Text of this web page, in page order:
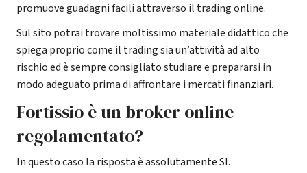
promuove guadagni facili attraverso il trading online.
Sul sito potrai trovare moltissimo materiale didattico che
spiega proprio come il trading sia un’attività ad alto
rischio ed è sempre consigliato studiare e prepararsi in
modo adeguato prima di affrontare i mercati finanziari.
Fortissio è un broker online
regolamentato?
In questo caso la risposta è assolutamente SI.